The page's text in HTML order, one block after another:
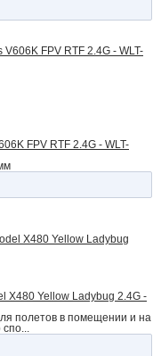
FPV RTF 2.4G - WLT-
X480 Yellow Ladybug 2.4G -
полетов в помещении и на
спо...